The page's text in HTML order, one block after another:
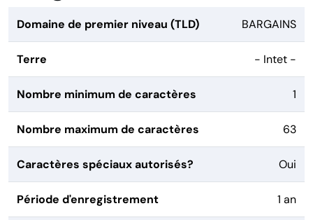
Domaine de premier niveau (TLD) BARGAINS
Terre - Intet -
Nombre minimum de caractères 1
Nombre maximum de caractères 63
Caractères spéciaux autorisés? Oui
Période d'enregistrement 1 an